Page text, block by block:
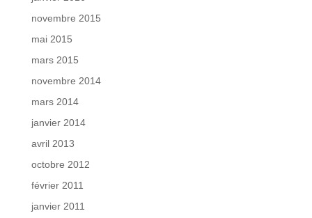
novembre 2015
mai 2015
mars 2015
novembre 2014
mars 2014
janvier 2014
avril 2013
octobre 2012
février 2011
janvier 2011